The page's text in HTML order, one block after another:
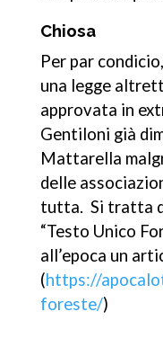
Chiosa
Per par
una legge
approvata in
Gentiloni già
Mattarella
delle
tutta. Si tratta
“Testo Unico
all’epoca un
(https://
foreste/)